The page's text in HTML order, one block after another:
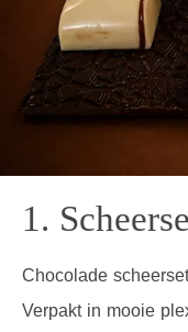
1.
Chocolade
Verpakt in mooie